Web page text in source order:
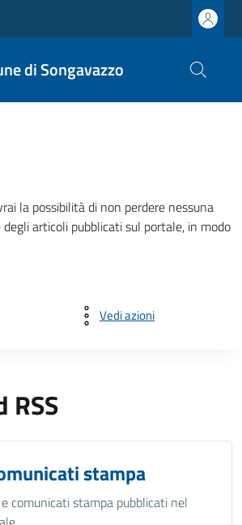
di Songavazzo
la possibilità di non perdere nessuna
articoli pubblicati sul portale, in modo
Vedi azioni
RSS
stampa
comunicati stampa pubblicati nel